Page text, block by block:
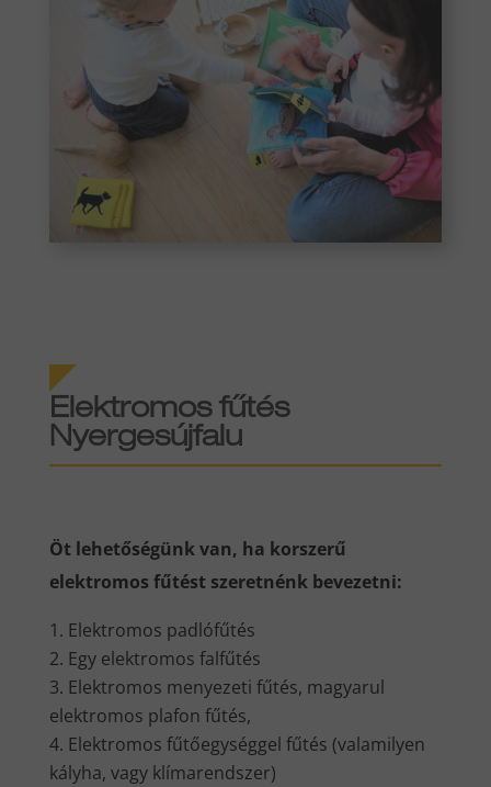
Elektromos fűtés
Nyergesújfalu
Öt lehetőségünk van, ha korszerű
elektromos fűtést szeretnénk bevezetni:
Elektromos padlófűtés
Egy elektromos falfűtés
Elektromos menyezeti fűtés, magyarul
elektromos plafon fűtés,
Elektromos fűtőegységgel fűtés (valamilyen
kályha, vagy klímarendszer)